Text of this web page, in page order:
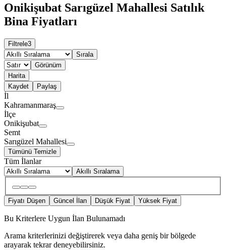
Onikişubat Sarıgüzel Mahallesi Satılık
Bina Fiyatları
Filtrele3
Sırala
Görünüm
Harita
Kaydet
Paylaş
İl
Kahramanmaraş
İlçe
Onikişubat
Semt
Sarıgüzel Mahallesi
Tümünü Temizle
Tüm İlanlar
Akıllı Sıralama
Fiyatı Düşen Güncel İlan Düşük Fiyat Yüksek Fiyat
Bu Kriterlere Uygun İlan Bulunamadı
Arama kriterlerinizi değiştirerek veya daha geniş bir bölgede
arayarak tekrar deneyebilirsiniz.